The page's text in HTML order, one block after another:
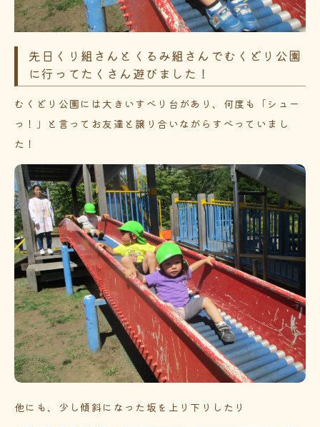
先日くり組さんとくるみ組さんでむくどり公園
に行ってたくさん遊びました！
むくどり公園には大きいすべり台があり、何度も「シュー
っ！」と言ってお友達と譲り合いながらすべっていまし
た！
他にも、少し傾斜になった坂を上り下りしたり